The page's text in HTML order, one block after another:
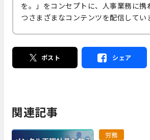
を。」をコンセプトに、人事業務に携
つさまざまなコンテンツを配信してい
ポスト シェア
関連記事
労務